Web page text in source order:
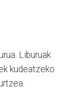
Liburuak
kudeatzeko